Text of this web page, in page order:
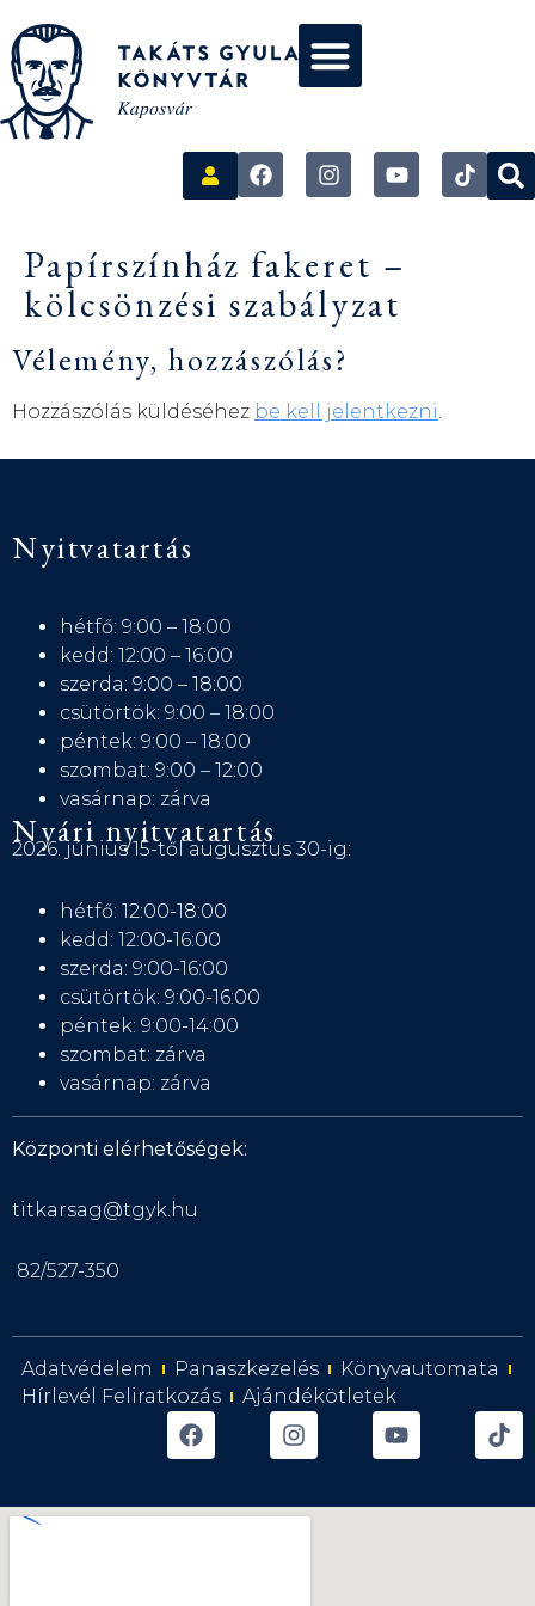
Papírszínház fakeret –
kölcsönzési szabályzat
Vélemény, hozzászólás?
Hozzászólás küldéséhez be kell jelentkezni.
Nyitvatartás
hétfő: 9:00 – 18:00
kedd: 12:00 – 16:00
szerda: 9:00 – 18:00
csütörtök: 9:00 – 18:00
péntek: 9:00 – 18:00
szombat: 9:00 – 12:00
vasárnap: zárva
Nyári nyitvatartás
2026. június 15-től augusztus 30-ig:
hétfő: 12:00-18:00
kedd: 12:00-16:00
szerda: 9:00-16:00
csütörtök: 9:00-16:00
péntek: 9:00-14:00
szombat: zárva
vasárnap: zárva
Központi elérhetőségek:
titkarsag@tgyk.hu
82/527-350
Adatvédelem Panaszkezelés
Könyvautomata
Hírlevél Feliratkozás
Ajándékötletek